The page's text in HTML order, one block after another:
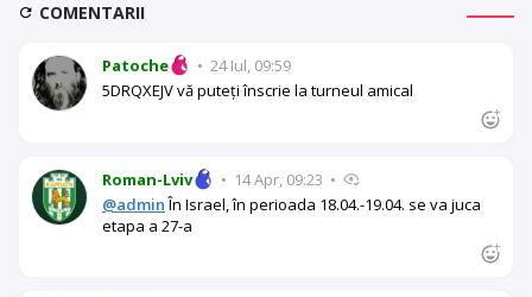
COMENTARII
Patoche • 24 Iul, 09:59
5DRQXEJV vă puteți înscrie la turneul amical
Roman-Lviv • 14 Apr, 09:23 •
@adminÎn Israel, în perioada 18.04.-19.04. se va juca
etapa a 27-a